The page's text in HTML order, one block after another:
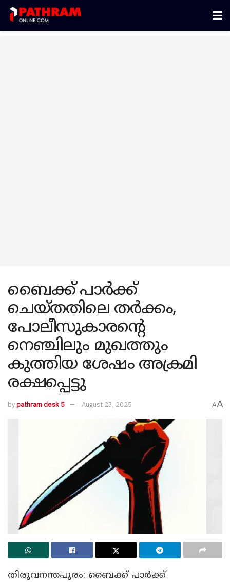
ബൈക്ക് പാർക്ക്
ചെയ്തതിലെ തർക്കം,
പോലീസുകാരന്റെ
നെഞ്ചിലും മുഖത്തും
കുത്തിയ ശേഷം അക്രമി
രക്ഷപ്പെട്ടു
bypathram desk 5 August 23, 2025 AA
തിരുവനന്തപുരം: ബൈക്ക് പാർക്ക്